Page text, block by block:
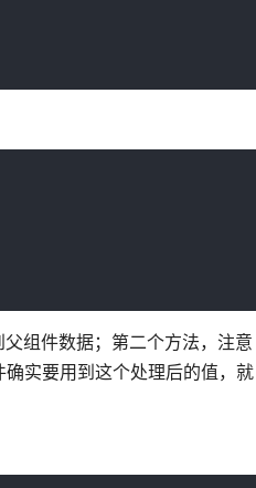
组件数据；第二个方法，注意
实要用到这个处理后的值，就